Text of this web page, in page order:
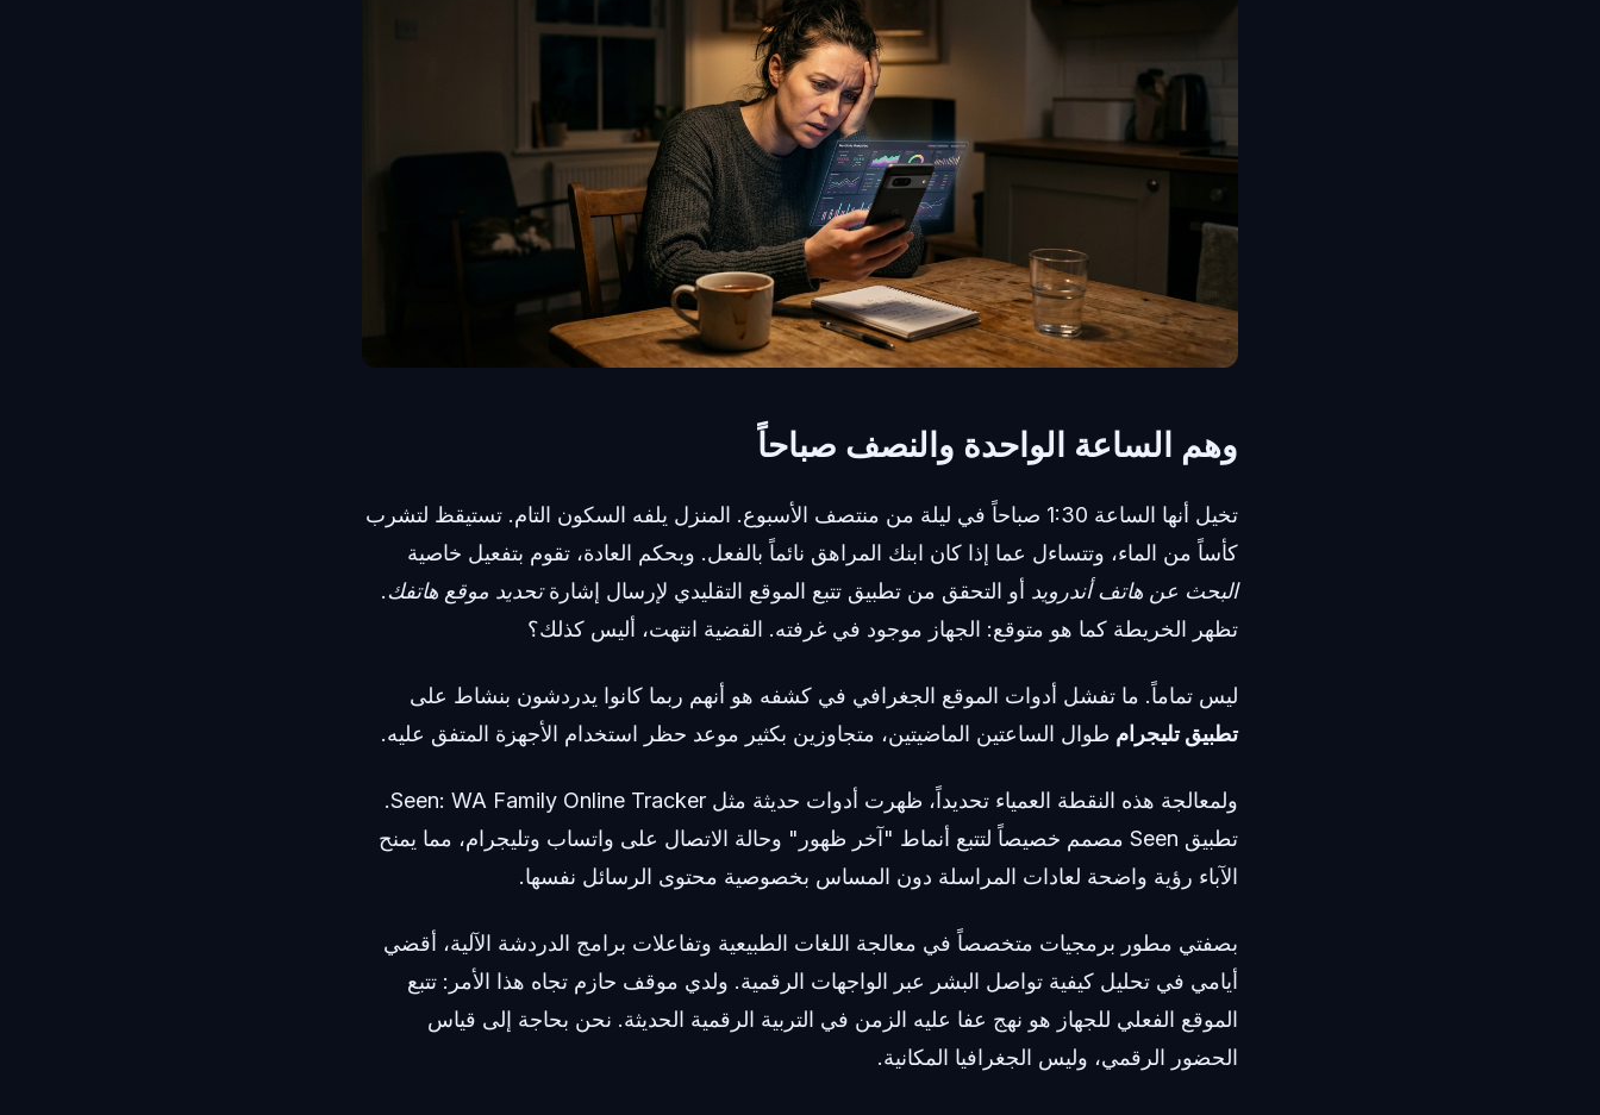
وهم الساعة الواحدة والنصف صباحاً
تخيل أنها الساعة 1:30 صباحاً في ليلة من منتصف الأسبوع. المنزل يلفه السكون التام. تستيقظ لتشرب
كأساً من الماء، وتتساءل عما إذا كان ابنك المراهق نائماً بالفعل. وبحكم العادة، تقوم بتفعيل خاصية
البحث عن هاتف أندرويد أو التحقق من تطبيق تتبع الموقع التقليدي لإرسال إشارةتحديد موقع هاتفك.
تظهر الخريطة كما هو متوقع: الجهاز موجود في غرفته. القضية انتهت، أليس كذلك؟
ليس تماماً. ما تفشل أدوات الموقع الجغرافي في كشفه هو أنهم ربما كانوا يدردشون بنشاط على
تطبيق تليجرام طوال الساعتين الماضيتين، متجاوزين بكثير موعد حظر استخدام الأجهزة المتفق عليه.
ولمعالجة هذه النقطة العمياء تحديداً، ظهرت أدوات حديثة مثل Seen: WA Family Online Tracker.
تطبيق Seen مصمم خصيصاً لتتبع أنماط "آخر ظهور" وحالة الاتصال على واتساب وتليجرام، مما يمنح
الآباء رؤية واضحة لعادات المراسلة دون المساس بخصوصية محتوى الرسائل نفسها.
بصفتي مطور برمجيات متخصصاً في معالجة اللغات الطبيعية وتفاعلات برامج الدردشة الآلية، أقضي
أيامي في تحليل كيفية تواصل البشر عبر الواجهات الرقمية. ولدي موقف حازم تجاه هذا الأمر: تتبع
الموقع الفعلي للجهاز هو نهج عفا عليه الزمن في التربية الرقمية الحديثة. نحن بحاجة إلى قياس
الحضور الرقمي، وليس الجغرافيا المكانية.